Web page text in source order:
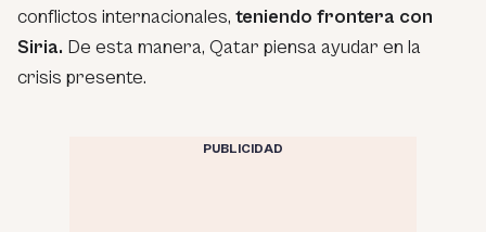
conflictos internacionales, teniendo frontera con
Siria. De esta manera, Qatar piensa ayudar en la
crisis presente.
PUBLICIDAD